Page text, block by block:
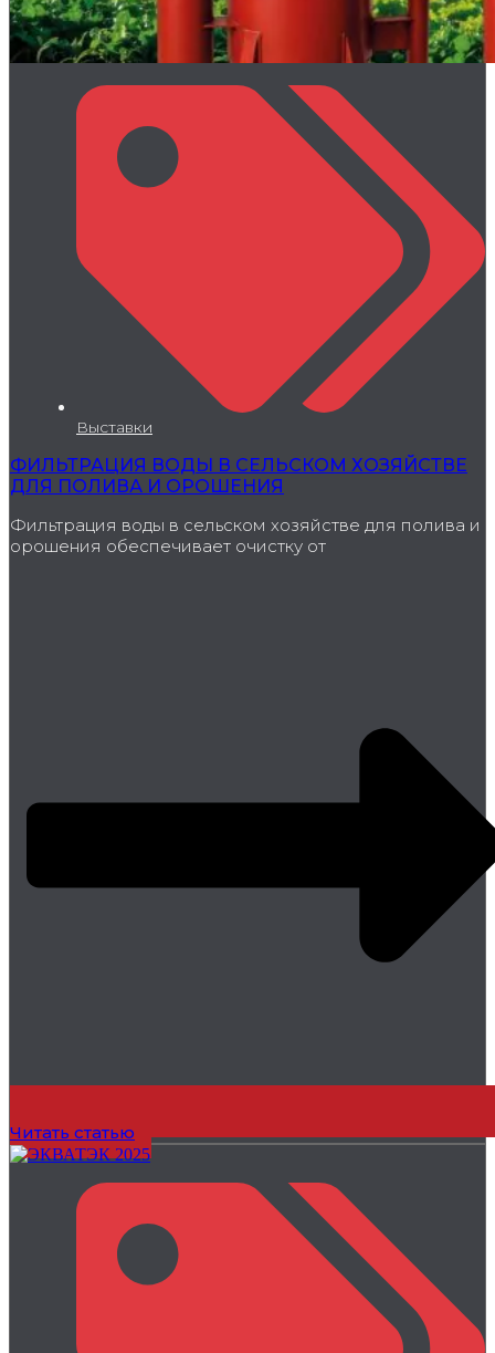
Выставки
ФИЛЬТРАЦИЯ ВОДЫ В СЕЛЬСКОМ ХОЗЯЙСТВЕ
ДЛЯ ПОЛИВА И ОРОШЕНИЯ
Фильтрация воды в сельском хозяйстве для полива и
орошения обеспечивает очистку от
Читать статью